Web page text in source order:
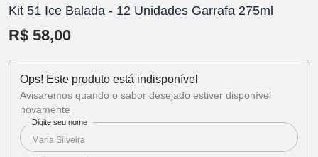
Kit 51 Ice Balada - 12 Unidades Garrafa 275ml
R$ 58,00
Ops! Este produto está indisponível
Avisaremos quando o sabor desejado estiver disponível
novamente
Digite seu nome